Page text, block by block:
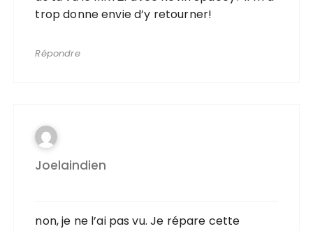
trop donne envie d’y retourner!
Répondre
Joelaindien
non, je ne l’ai pas vu. Je répare cette